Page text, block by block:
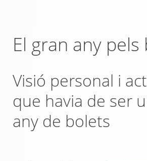
El gran any pels
Visió personal i
que havia de ser
any de bolets